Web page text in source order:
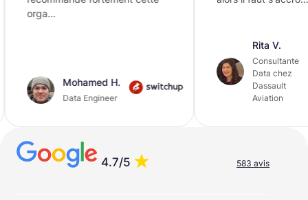
Mohamed H.
Data Engineer
Consultante
Data chez
Dassault
4.7/5 583 avis